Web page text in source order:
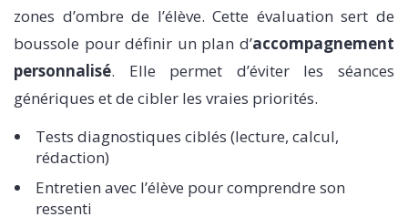
zones d’ombre de l’élève. Cette évaluation sert de
boussole pour définir un plan d’accompagnement
personnalisé. Elle permet d’éviter les séances
génériques et de cibler les vraies priorités.
Tests diagnostiques ciblés (lecture, calcul,
rédaction)
Entretien avec l’élève pour comprendre son
ressenti